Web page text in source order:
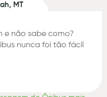
MT
e não sabe como?
nunca foi tão fácil